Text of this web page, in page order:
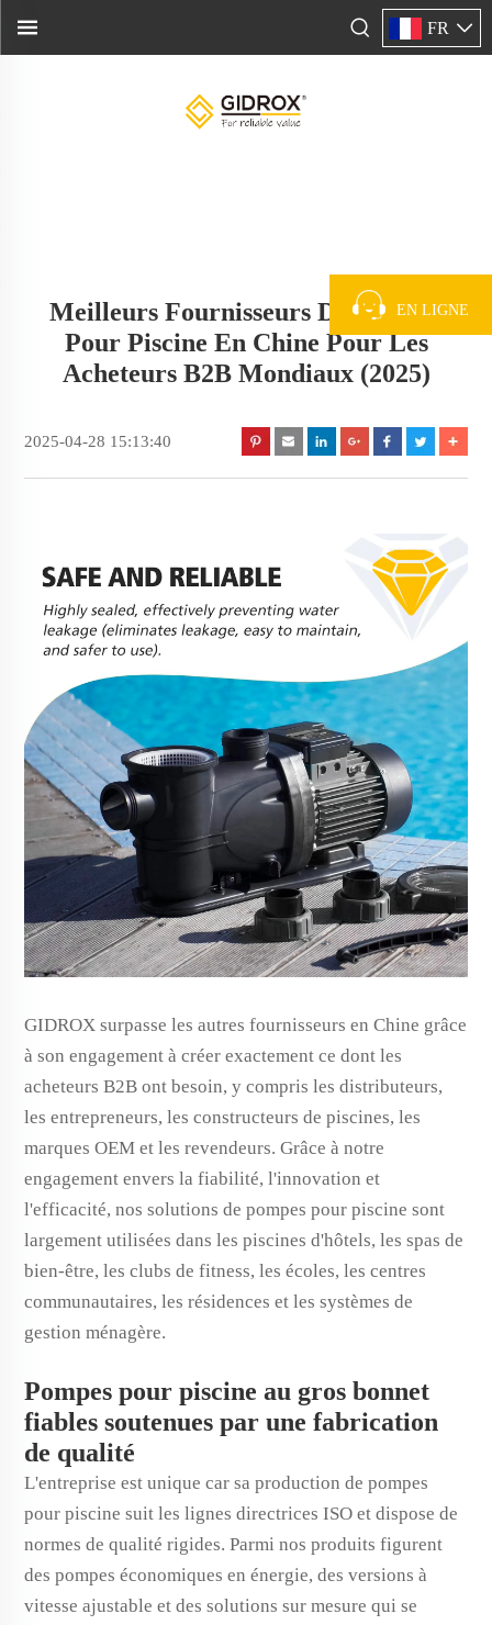
FR
Meilleurs Fournisseurs De Pompes
Pour Piscine En Chine Pour Les
Acheteurs B2B Mondiaux (2025)
2025-04-28 15:13:40
GIDROX surpasse les autres fournisseurs en Chine grâce
à son engagement à créer exactement ce dont les
acheteurs B2B ont besoin, y compris les distributeurs,
les entrepreneurs, les constructeurs de piscines, les
marques OEM et les revendeurs. Grâce à notre
engagement envers la fiabilité, l'innovation et
l'efficacité, nos solutions de pompes pour piscine sont
largement utilisées dans les piscines d'hôtels, les spas de
bien-être, les clubs de fitness, les écoles, les centres
communautaires, les résidences et les systèmes de
gestion ménagère.
Pompes pour piscine au gros bonnet
fiables soutenues par une fabrication
de qualité
L'entreprise est unique car sa production de pompes
pour piscine suit les lignes directrices ISO et dispose de
normes de qualité rigides. Parmi nos produits figurent
des pompes économiques en énergie, des versions à
vitesse ajustable et des solutions sur mesure qui se
EN LIGNE